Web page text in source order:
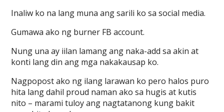
Inaliw ko na lang muna ang sarili ko sa social media.
Gumawa ako ng burner FB account.
Nung una ay iilan lamang ang naka-add sa akin at
konti lang din ang mga nakakausap ko.
Nagpopost ako ng ilang larawan ko pero halos puro
hita lang dahil proud naman ako sa hugis at kutis
nito – marami tuloy ang nagtatanong kung bakit